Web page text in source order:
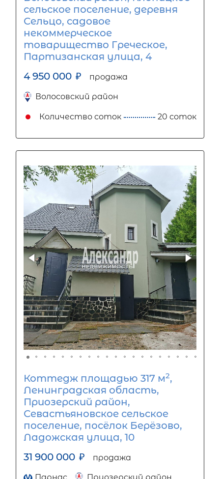
сельское поселение, деревня
Сельцо, садовое
некоммерческое
товарищество Греческое,
Партизанская улица, 4
4 950 000 ₽ продажа
Волосовский район
Количество соток 20 соток
Коттедж площадью 317 м2,
Ленинградская область,
Приозерский район,
Севастьяновское сельское
поселение, посёлок Берёзово,
Ладожская улица, 10
31 900 000 ₽ продажа